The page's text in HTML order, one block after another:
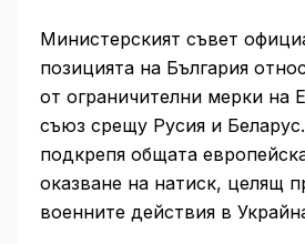
Министерският съвет
позицията на България
от ограничителни мерки на
съюз срещу Русия и
подкрепя общата
оказване на натиск, целящ
военните действия в